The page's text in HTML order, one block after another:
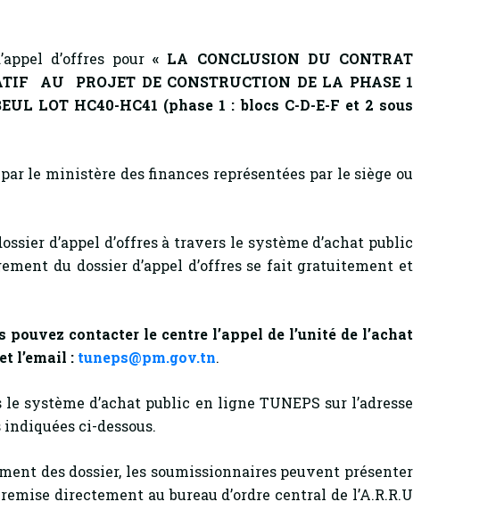
d’offres pour« LA CONCLUSION DU CONTRAT
AU PROJET DE CONSTRUCTION DE LA PHASE 1
LOT HC40-HC41 (phase 1 : blocs C-D-E-F et 2 sous
le ministère des finances représentées par le siège ou
d’appel d’offres à travers le système d’achat public
du dossier d’appel d’offres se fait gratuitement et
contacter le centre l’appel de l’unité de l’achat
l’email : tuneps@pm.gov.tn.
système d’achat public en ligne TUNEPS sur l’adresse
ci-dessous.
des dossier, les soumissionnaires peuvent présenter
directement au bureau d’ordre central de l’A.R.R.U